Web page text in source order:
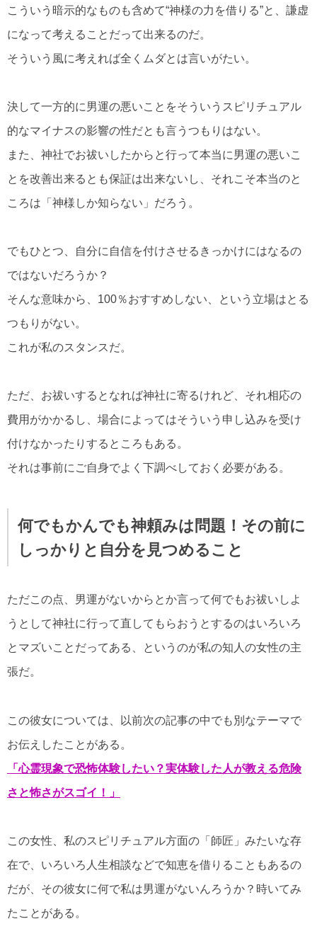
こういう暗示的なものも含めて“神様の力を借りる”と、謙虚
になって考えることだって出来るのだ。
そういう風に考えれば全くムダとは言いがたい。
決して一方的に男運の悪いことをそういうスピリチュアル
的なマイナスの影響の性だとも言うつもりはない。
また、神社でお祓いしたからと行って本当に男運の悪いこ
とを改善出来るとも保証は出来ないし、それこそ本当のと
ころは「神様しか知らない」だろう。
でもひとつ、自分に自信を付けさせるきっかけにはなるの
ではないだろうか？
そんな意味から、100％おすすめしない、という立場はとる
つもりがない。
これが私のスタンスだ。
ただ、お祓いするとなれば神社に寄るけれど、それ相応の
費用がかかるし、場合によってはそういう申し込みを受け
付けなかったりするところもある。
それは事前にご自身でよく下調べしておく必要がある。
何でもかんでも神頼みは問題！その前に
しっかりと自分を見つめること
ただこの点、男運がないからとか言って何でもお祓いしよ
うとして神社に行って直してもらおうとするのはいろいろ
とマズいことだってある、というのが私の知人の女性の主
張だ。
この彼女については、以前次の記事の中でも別なテーマで
お伝えしたことがある。
「心霊現象で恐怖体験したい？実体験した人が教える危険
さと怖さがスゴイ！」
この女性、私のスピリチュアル方面の「師匠」みたいな存
在で、いろいろ人生相談などで知恵を借りることもあるの
だが、その彼女に何で私は男運がないんろうか？時いてみ
たことがある。